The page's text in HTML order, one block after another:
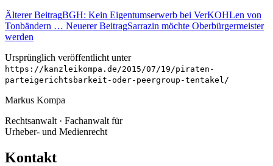
Älterer BeitragBGH: Kein Eigentumserwerb bei VerKOHLen von
Tonbändern … Neuerer BeitragSarrazin möchte Oberbürgermeister
werden
Ursprünglich veröffentlicht unter
https://kanzleikompa.de/2015/07/19/piraten-
parteigerichtsbarkeit-oder-peergroup-tentakel/
Markus Kompa
Rechtsanwalt · Fachanwalt für
Urheber- und Medienrecht
Kontakt